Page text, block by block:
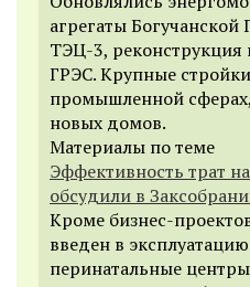
агрегаты
ТЭЦ-3, реконструкция
ГРЭС. Крупные
промышленной
новых домов.
Материалы по теме
Эффективность трат
обсудили в
Кроме бизнес-
введен в
перинатальные